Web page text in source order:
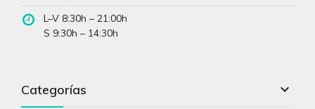
L–V 8:30h – 21:00h
S 9:30h – 14:30h
Categorías 